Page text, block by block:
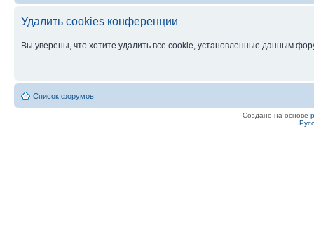
Удалить cookies конференции
Вы уверены, что хотите удалить все cookie, установленные данным
Список форумов
Создано на основе